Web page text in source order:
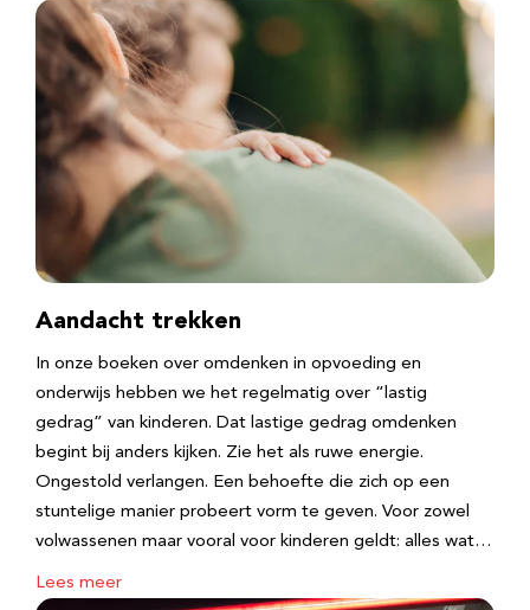
Aandacht trekken
In onze boeken over omdenken in opvoeding en
onderwijs hebben we het regelmatig over “lastig
gedrag” van kinderen. Dat lastige gedrag omdenken
begint bij anders kijken. Zie het als ruwe energie.
Ongestold verlangen. Een behoefte die zich op een
stuntelige manier probeert vorm te geven. Voor zowel
volwassenen maar vooral voor kinderen geldt: alles wat…
Lees meer